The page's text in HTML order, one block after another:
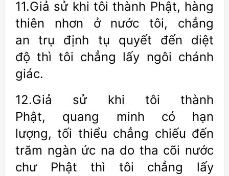
11.Giả sử khi tôi thành Phật, hàng
thiên nhơn ở nước tôi, chẳng
an trụ định tụ quyết đến diệt
độ thì tôi chẳng lấy ngôi chánh
giác.
12.Giả sử khi tôi thành
Phật, quang minh có hạn
lượng, tối thiểu chẳng chiếu đến
trăm ngàn ức na do tha cõi nước
chư Phật thì tôi chẳng lấy